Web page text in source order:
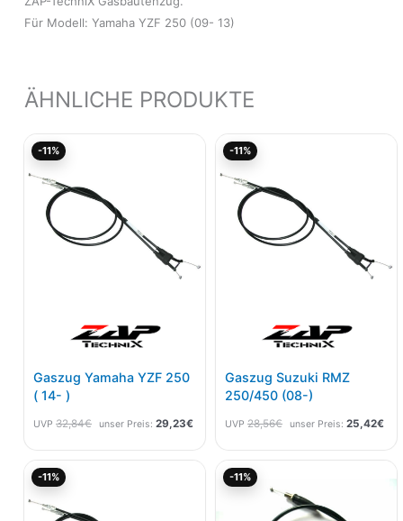
Für Modell: Yamaha YZF 250 (09- 13)
ÄHNLICHE PRODUKTE
-11%
Gaszug Yamaha YZF 250
( 14- )
UVP 32,84€ unser Preis: 29,23€
Aktueller
29,23€.
-11%
Gaszug Suzuki RMZ
250/450 (08-)
UVP 28,56€ unser Preis: 25,42€
-11%
Aktueller
-11%
war:
15,95€